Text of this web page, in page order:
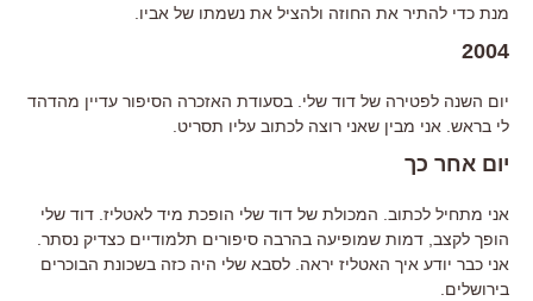
מנת כדי להתיר את החוזה ולהציל את נשמתו של אביו.
2004
יום השנה לפטירה של דוד שלי. בסעודת האזכרה הסיפור עדיין מהדהד
לי בראש. אני מבין שאני רוצה לכתוב עליו תסריט.
יום אחר כך
אני מתחיל לכתוב. המכולת של דוד שלי הופכת מיד לאטליז. דוד שלי
הופך לקצב, דמות שמופיעה בהרבה סיפורים תלמודיים כצדיק נסתר.
אני כבר יודע איך האטליז יראה. לסבא שלי היה כזה בשכונת הבוכרים
בירושלים.